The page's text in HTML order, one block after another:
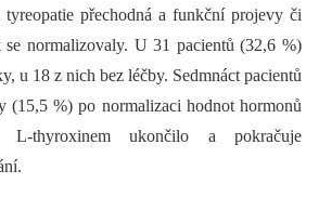
přechodná a funkční projevy či
se normalizovaly. U 31 pacientů (32,6 %)
u 18 z nich bez léčby. Sedmnáct pacientů
(15,5 %) po normalizaci hodnot hormonů
thyroxinem ukončilo a pokračuje